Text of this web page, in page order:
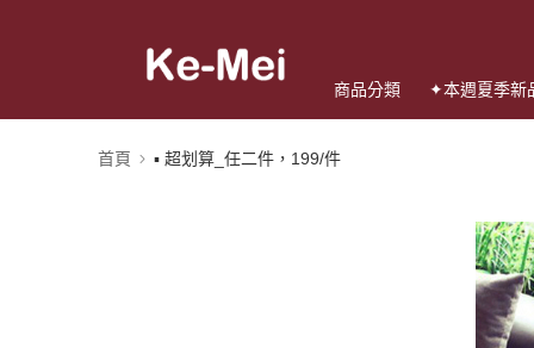
商品分類 ✦本週夏季新
首頁 ▪️ 超划算_任二件，199/件